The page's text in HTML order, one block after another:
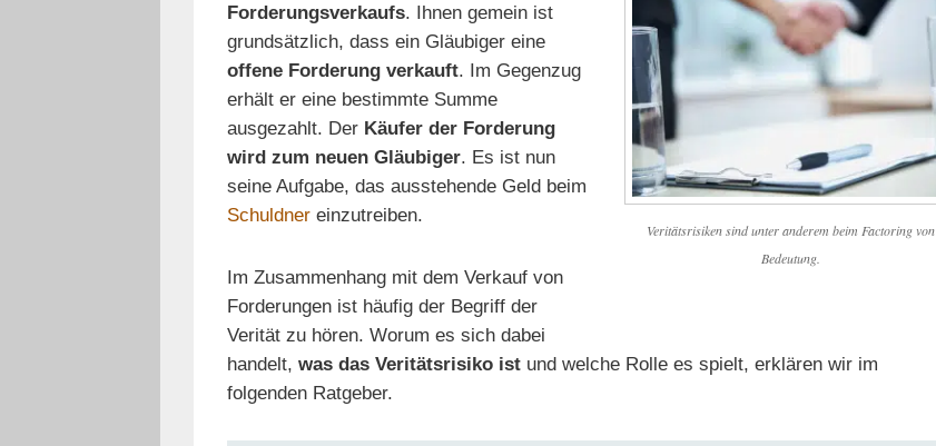
Veritätsrisiken sind unter anderem beim Factoring von
Bedeutung.
Forderungsverkaufs. Ihnen gemein ist
grundsätzlich, dass ein Gläubiger eine
offene Forderung verkauft. Im Gegenzug
erhält er eine bestimmte Summe
ausgezahlt. Der Käufer der Forderung
wird zum neuen Gläubiger. Es ist nun
seine Aufgabe, das ausstehende Geld beim
Schuldnereinzutreiben.
Im Zusammenhang mit dem Verkauf von
Forderungen ist häufig der Begriff der
Verität zu hören. Worum es sich dabei
handelt, was das Veritätsrisiko istund welche Rolle es spielt, erklären wir im
folgenden Ratgeber.